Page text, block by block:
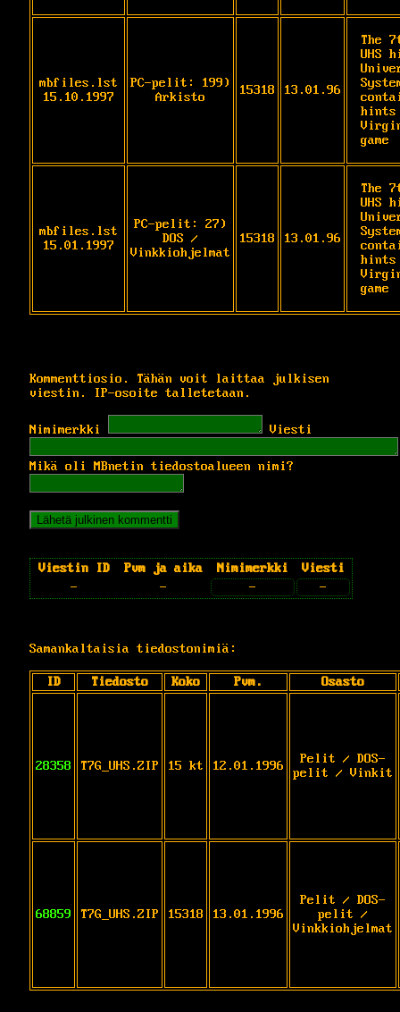
mbfiles.lst
15.10.1997
PC-pelit: 199)
Arkisto
15318 13.01.96
The
UHS
game
mbfiles.lst
15.01.1997
PC-pelit: 27)
DOS /
Vinkkiohjelmat
15318 13.01.96
The
UHS
game
Kommenttiosio. Tähän voit laittaa julkisen
viestin. IP-osoite talletetaan.
Nimimerkki Viesti
Mikä oli MBnetin tiedostoalueen nimi?
Viestin ID Pvm ja aika Nimimerkki
Viesti
-
- - -
Samankaltaisia tiedostonimiä:
ID Tiedosto Koko Pvm. Osasto
28358 T7G_UHS.ZIP 15 kt 12.01.1996
Pelit / DOS-
pelit / Vinkit
68859 T7G_UHS.ZIP 15318 13.01.1996
Pelit / DOS-
pelit /
Vinkkiohjelmat